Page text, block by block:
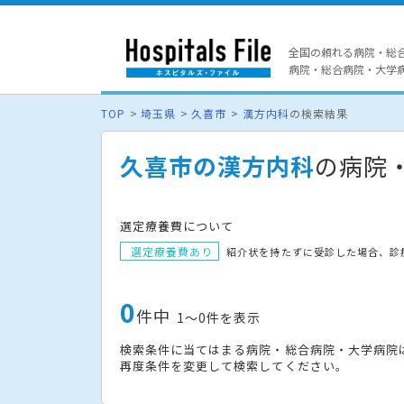
全国の頼れる病院・総
病院・総合病院・大学
TOP 埼玉県 久喜市 漢方内科の検索結果
久喜市の漢方内科の病院
選定療養費について
選定療養費あり 紹介状を持たずに受診した場合、
0件中 1〜0件を表示
検索条件に当てはまる病院・総合病院・大学病
再度条件を変更して検索してください。